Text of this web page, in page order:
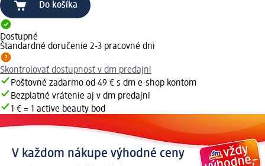
Do košíka
Dostupné
Štandardné doručenie 2-3 pracovné dni
Skontrolovať dostupnosť v dm predajni
Poštovné zadarmo od 49 € s dm e-shop kontom
Bezplatné vrátenie aj v dm predajni
1 € = 1 active beauty bod
V každom nákupe výhodné ceny